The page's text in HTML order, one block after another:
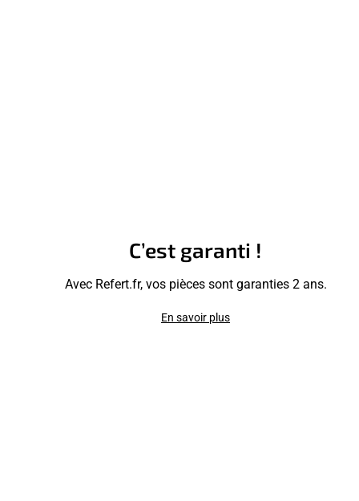
C’est garanti !
Avec Refert.fr, vos pièces sont garanties 2 ans.
En savoir plus